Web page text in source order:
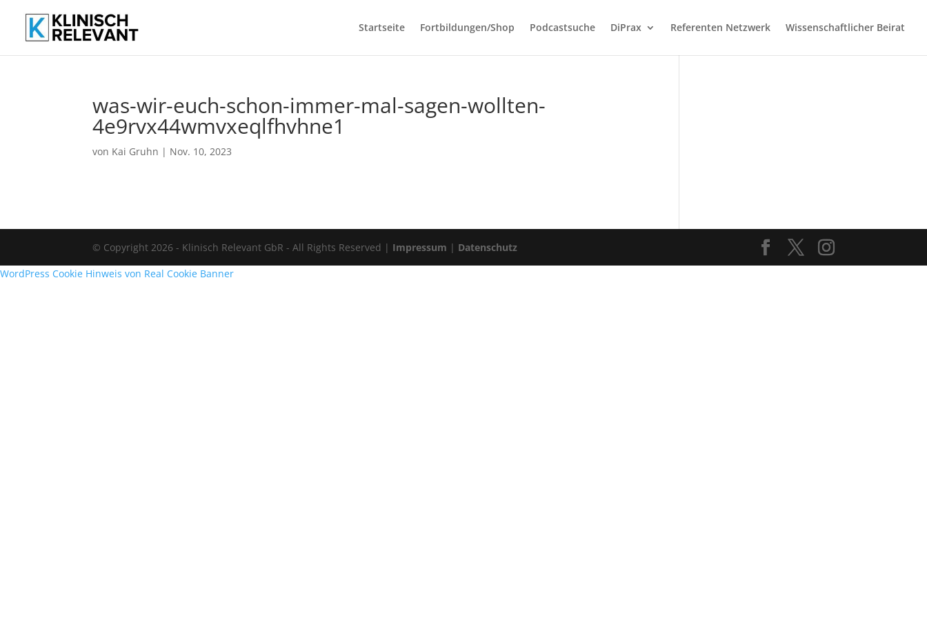
Startseite Fortbildungen/Shop Podcastsuche DiPrax Referenten Netzwerk Wissenschaftlicher Beirat
was-wir-euch-schon-immer-mal-sagen-wollten-
4e9rvx44wmvxeqlfhvhne1
von Kai Gruhn | Nov. 10, 2023
© Copyright 2026 - Klinisch Relevant GbR - All Rights Reserved | Impressum | Datenschutz
WordPress Cookie Hinweis von Real Cookie Banner